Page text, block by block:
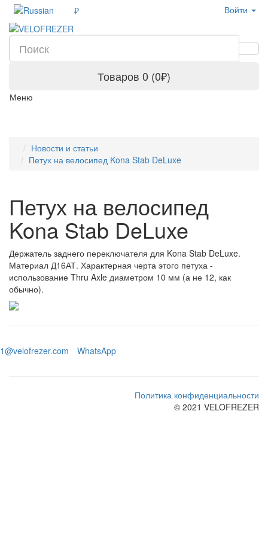
₽ Войти
Товаров 0 (0₽)
Меню
Новости и статьи
Петух на велосипед Kona Stab DeLuxe
Петух на велосипед
Kona Stab DeLuxe
Держатель заднего переключателя для Kona Stab DeLuxe.
Материал Д16АТ. Характерная черта этого петуха -
использование Thru Axle диаметром 10 мм (а не 12, как
обычно).
1@velofrezer.com WhatsApp
Политика конфиденциальности
© 2021 VELOFREZER